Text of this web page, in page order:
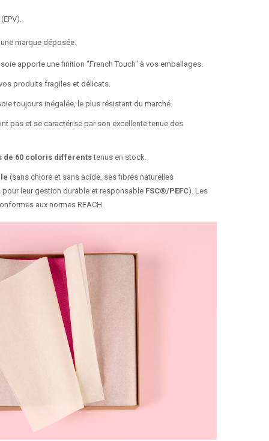
marque déposée.
apporte une finition "French Touch" à vos emballages.
produits fragiles et délicats.
toujours inégalée, le plus résistant du marché.
pas et se caractérise par son excellente tenue des
de 60 coloris différentstenus en stock.
(sans chlore et sans acide, ses fibres naturelles
leur gestion durable et responsable FSC®/PEFC). Les
aux normes REACH.